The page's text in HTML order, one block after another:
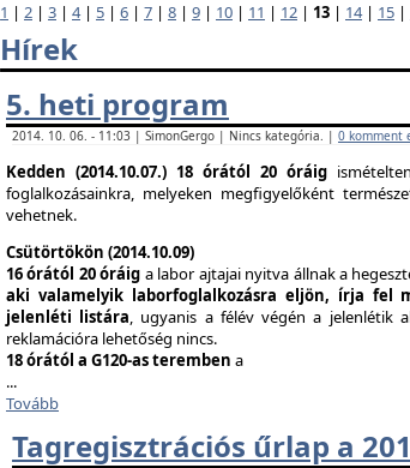
1 | 2 | 3 | 4| 5 | 6 | 7 | 8 | 9 | 10 | 11 | 12 | 13 | 14| 15 |
Hírek
5. heti program
2014. 10. 06. - 11:03 | SimonGergo | Nincs kategória. | 0 komment
Kedden (2014.10.07.) 18 órától 20 óráig
foglalkozásainkra, melyeken megfigyelőként
vehetnek.
Csütörtökön (2014.10.09)
16 órától 20 óráig a labor ajtajai nyitva állnak a
aki valamelyik laborfoglalkozásra eljön, írja fel
jelenléti listára, ugyanis a félév végén a jelenlétik
reklamációra lehetőség nincs.
18 órától a G120-as teremben a
...
Tovább
Tagregisztrációs űrlap a